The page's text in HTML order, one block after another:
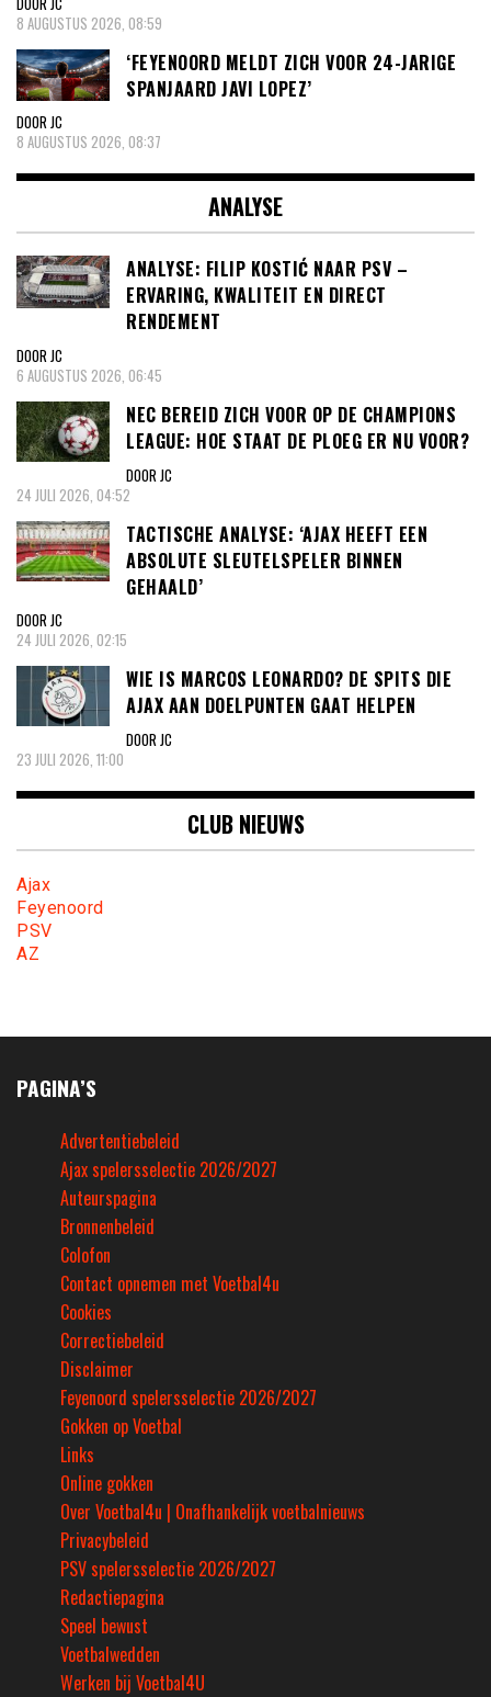
8 AUGUSTUS 2026, 08:59
‘FEYENOORD MELDT ZICH VOOR 24-JARIGE
SPANJAARD JAVI LOPEZ’
DOOR JC
8 AUGUSTUS 2026, 08:37
ANALYSE
ANALYSE: FILIP KOSTIĆ NAAR PSV –
ERVARING, KWALITEIT EN DIRECT
RENDEMENT
DOOR JC
6 AUGUSTUS 2026, 06:45
NEC BEREID ZICH VOOR OP DE CHAMPIONS
LEAGUE: HOE STAAT DE PLOEG ER NU VOOR?
DOOR JC
24 JULI 2026, 04:52
TACTISCHE ANALYSE: ‘AJAX HEEFT EEN
ABSOLUTE SLEUTELSPELER BINNEN
GEHAALD’
DOOR JC
24 JULI 2026, 02:15
WIE IS MARCOS LEONARDO? DE SPITS DIE
AJAX AAN DOELPUNTEN GAAT HELPEN
DOOR JC
23 JULI 2026, 11:00
CLUB NIEUWS
Ajax
Feyenoord
PSV
AZ
PAGINA’S
Advertentiebeleid
Ajax spelersselectie 2026/2027
Auteurspagina
Bronnenbeleid
Colofon
Contact opnemen met Voetbal4u
Cookies
Correctiebeleid
Disclaimer
Feyenoord spelersselectie 2026/2027
Gokken op Voetbal
Links
Online gokken
Over Voetbal4u | Onafhankelijk voetbalnieuws
Privacybeleid
PSV spelersselectie 2026/2027
Redactiepagina
Speel bewust
Voetbalwedden
Werken bij Voetbal4U